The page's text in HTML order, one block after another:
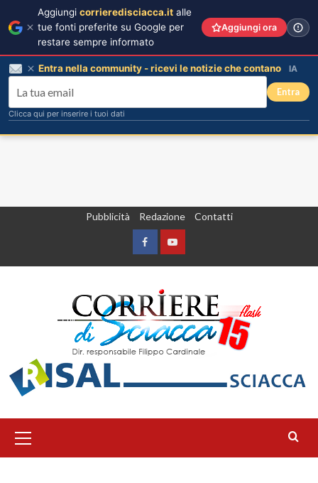
Pubblicità Redazione Contatti
FacebookYountube
principale
Aggiungi corrieredisciacca.it alle
tue fonti preferite su Google per
restare sempre informato
Aggiungi ora
Entra nella community - ricevi le notizie che contano IA
Entra
Clicca qui per inserire i tuoi dati